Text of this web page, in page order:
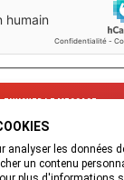
à partir de ce
de l’Office
Blanc qui va
analyser les données
un contenu